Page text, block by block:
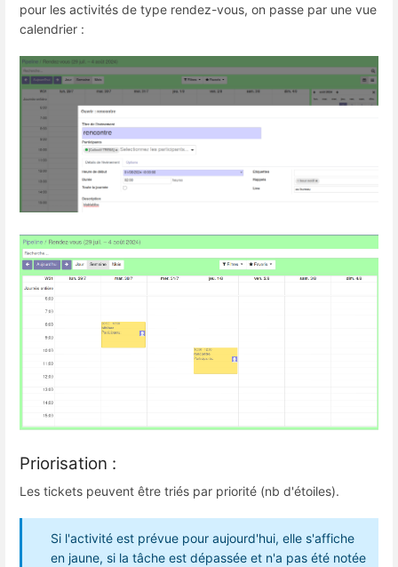
pour les activités de type rendez-vous, on passe par une vue
calendrier :
Priorisation :
Les tickets peuvent être triés par priorité (nb d'étoiles).
Si l'activité est prévue pour aujourd'hui, elle s'affiche
en jaune, si la tâche est dépassée et n'a pas été notée